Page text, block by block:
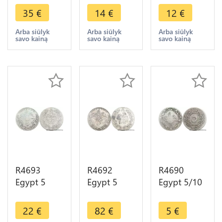
Mosque Al-
Azhar AH
1359 1970
Silver UNC -
offer
35 €
Arba siūlyk
savo kainą
Aziz AH
1277 /9
1868 sans
fleur ->
14 €
Arba siūlyk
savo kainą
Hussein
Kamil AH
1336 1917
Silver ->
12 €
Arba siūlyk
savo kainą
R4693
Egypt 5
Hamid II
AH 1293
22 €
R4692
Egypt 5
Muhammad
V AH 1327
82 €
R4690
Egypt 5/10
Hamid II
AH 1293
5 €